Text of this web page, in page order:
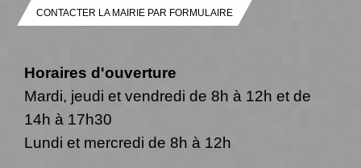
CONTACTER LA MAIRIE PAR FORMULAIRE
Horaires d'ouverture
Mardi, jeudi et vendredi de 8h à 12h et de
14h à 17h30
Lundi et mercredi de 8h à 12h